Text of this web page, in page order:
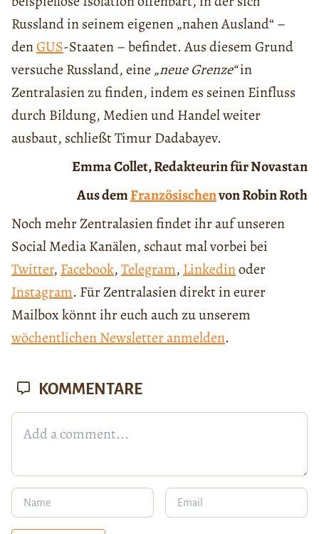
Russland in seinem eigenen „nahen Ausland“ –
denGUS-Staaten – befindet. Aus diesem Grund
versuche Russland, eine„neue Grenze“in
Zentralasien zu finden, indem es seinen Einfluss
durch Bildung, Medien und Handel weiter
ausbaut, schließt Timur Dadabayev.
Emma Collet, Redakteurin für Novastan
Aus demFranzösischenvon Robin Roth
Noch mehr Zentralasien findet ihr auf unseren
Social Media Kanälen, schaut mal vorbei bei
Twitter,Facebook,Telegram,Linkedinoder
Instagram. Für Zentralasien direkt in eurer
Mailbox könnt ihr euch auch zu unserem
wöchentlichen Newsletter anmelden.
KOMMENTARE